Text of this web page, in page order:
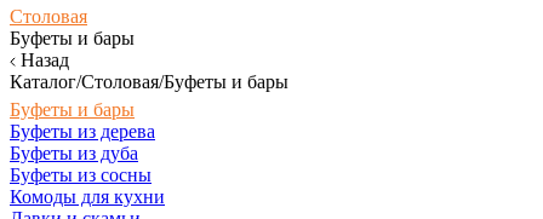
Столовая
Буфеты и бары
Назад
Каталог/Столовая/Буфеты и бары
Буфеты и бары
Буфеты из дерева
Буфеты из дуба
Буфеты из сосны
Комоды для кухни